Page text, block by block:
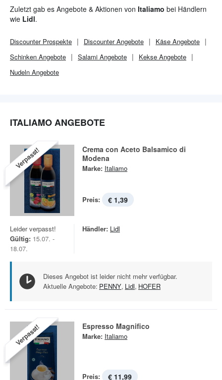
Zuletzt gab es Angebote & Aktionen von Italiamo bei Händlern
wie Lidl.
DiscounterProspekte DiscounterAngebote
Käse Angebote
Schinken Angebote
Salami Angebote
Kekse Angebote
Nudeln Angebote
ITALIAMO ANGEBOTE
Verpasst!
Crema con Aceto Balsamico di
Modena
Marke: Italiamo
Preis: € 1,39
Leider verpasst!
Gültig: 15.07. -
18.07.
Händler: Lidl
Dieses Angebot ist leider nicht mehr verfügbar.
Aktuelle Angebote: PENNY, Lidl, HOFER
Verpasst! Espresso Magnifico
Marke: Italiamo
Preis: € 11,99